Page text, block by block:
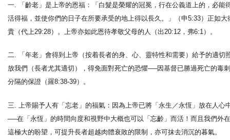
一. 「齡老」是上帝的恩福：「白髮是榮耀的冠冕，行在公義道上的，必
活得福，並使你們的日子在所要承受的地上得以長久。」（申5:33）正如
貴（代上29:28）。上帝亦如此恩待孝敬父母的人（出20:12，弗6:1）。
二. 「年老」會得到上帝（按着長者的身、心、靈特性和需要）給予的適
放我們（長者尤其適切），得免面對死亡的恐懼──因基督已勝過死亡的毒
分隔的保證（羅8:38-39）。
三. 上帝賜予人有「忘老」的福氣：因為上帝已將「永生／永恆」放在人
──在「永恆」的時間向度和視野中大概也可以「忘齡」而活！而且我們外
這極大的盼望，可提升長者超越肉體衰敗的限制，亦可抹去消沉的暮氣。